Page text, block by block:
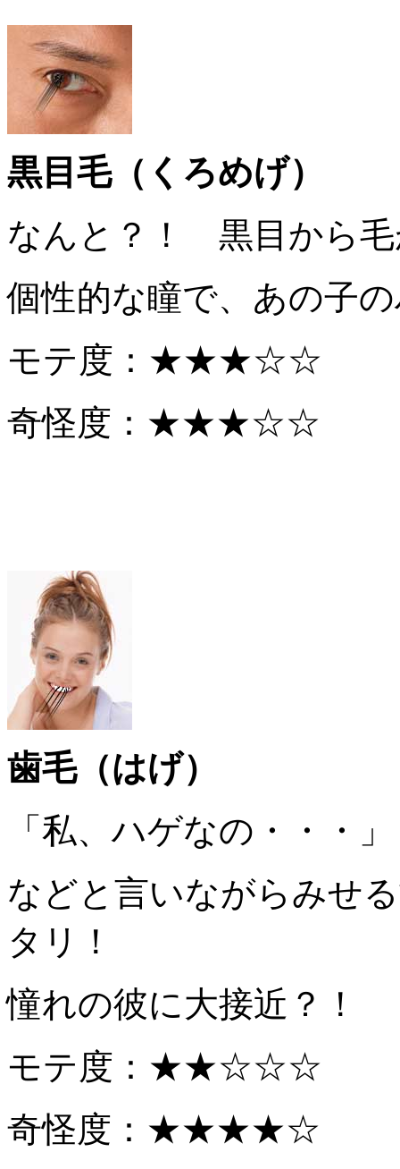
黒目毛（くろめげ）
なんと？！ 黒目から
個性的な瞳で、あの子
モテ度：★★★☆☆
奇怪度：★★★☆☆
歯毛（はげ）
「私、ハゲなの・・・」
などと言いながらみせ
タリ！
憧れの彼に大接近？！
モテ度：★★☆☆☆
奇怪度：★★★★☆